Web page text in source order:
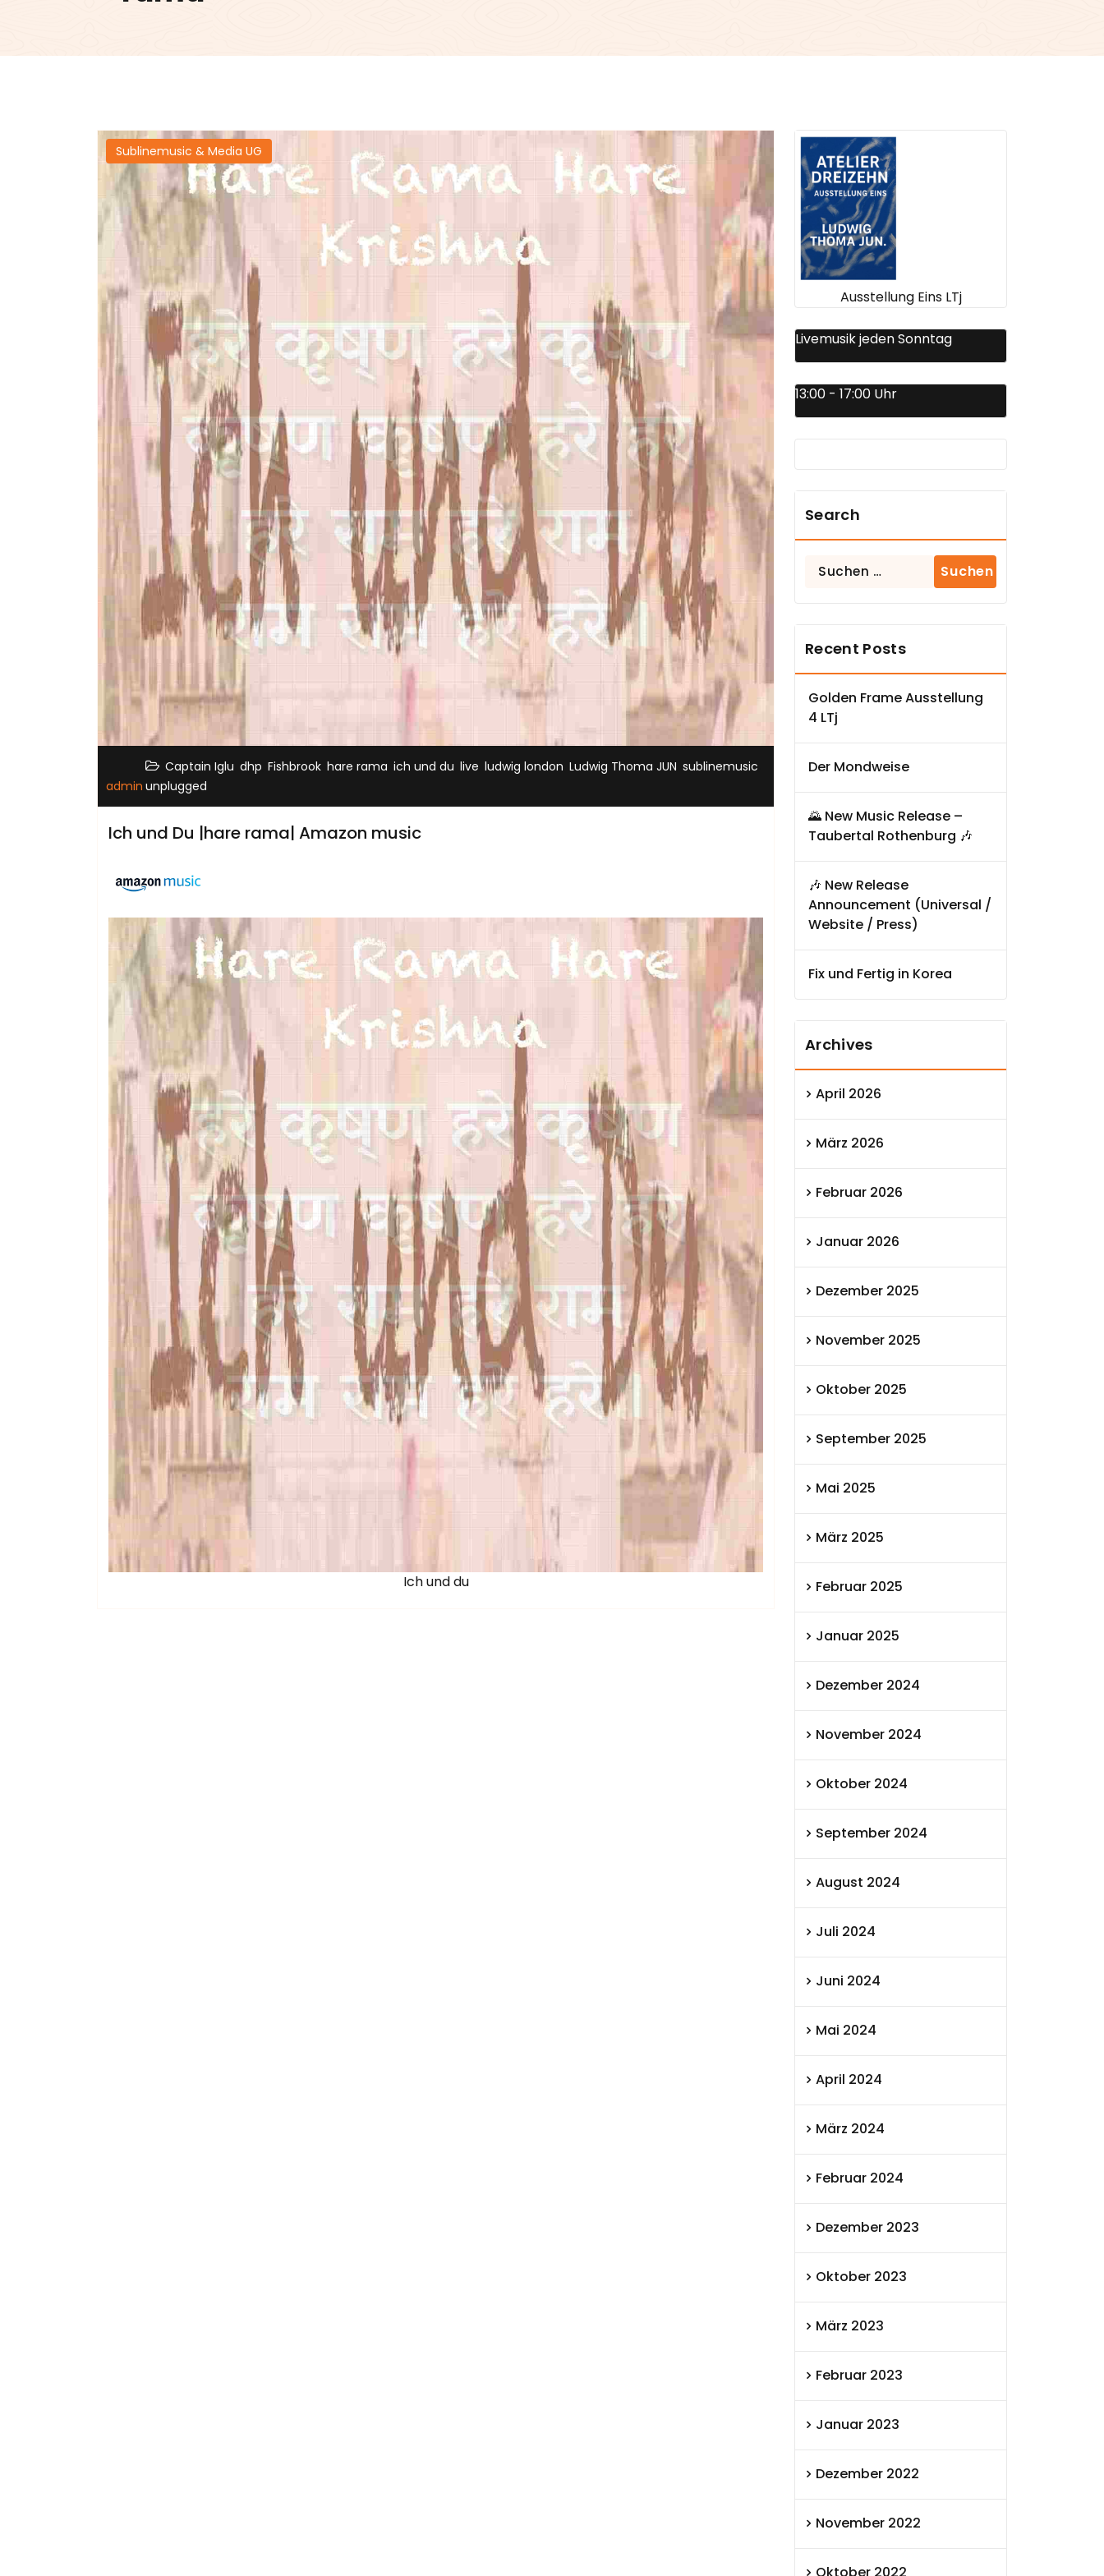
Sublinemusic & Media UG
admin
Captain Iglu ,dhp ,Fishbrook ,hare rama ,ich und du ,live ,ludwig london ,Ludwig Thoma JUN ,sublinemusic
unplugged
Ich und Du |hare rama| Amazon music
Ich und du
Ausstellung Eins LTj
Livemusik jeden Sonntag
13:00 - 17:00 Uhr
Search
Suchen
Recent Posts
Golden Frame Ausstellung
4 LTj
Der Mondweise
🌄 New Music Release –
Taubertal Rothenburg 🎶
🎶 New Release
Announcement (Universal /
Website / Press)
Fix und Fertig in Korea
Archives
April 2026
März 2026
Februar 2026
Januar 2026
Dezember 2025
November 2025
Oktober 2025
September 2025
Mai 2025
März 2025
Februar 2025
Januar 2025
Dezember 2024
November 2024
Oktober 2024
September 2024
August 2024
Juli 2024
Juni 2024
Mai 2024
April 2024
März 2024
Februar 2024
Dezember 2023
Oktober 2023
März 2023
Februar 2023
Januar 2023
Dezember 2022
November 2022